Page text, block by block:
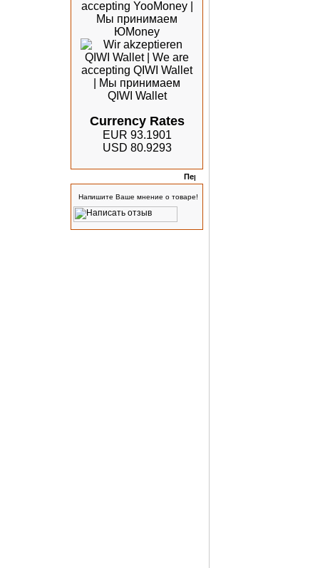
Currency Rates
EUR 93.1901
USD 80.9293
Напишите Ваше мнение о товаре!